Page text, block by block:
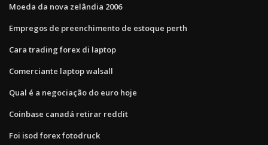
Moeda da nova zelândia 2006
Empregos de preenchimento de estoque perth
Cara trading forex di laptop
Comerciante laptop walsall
Qual é a negociação do euro hoje
Coinbase canadá retirar reddit
Foi isod forex fotodruck